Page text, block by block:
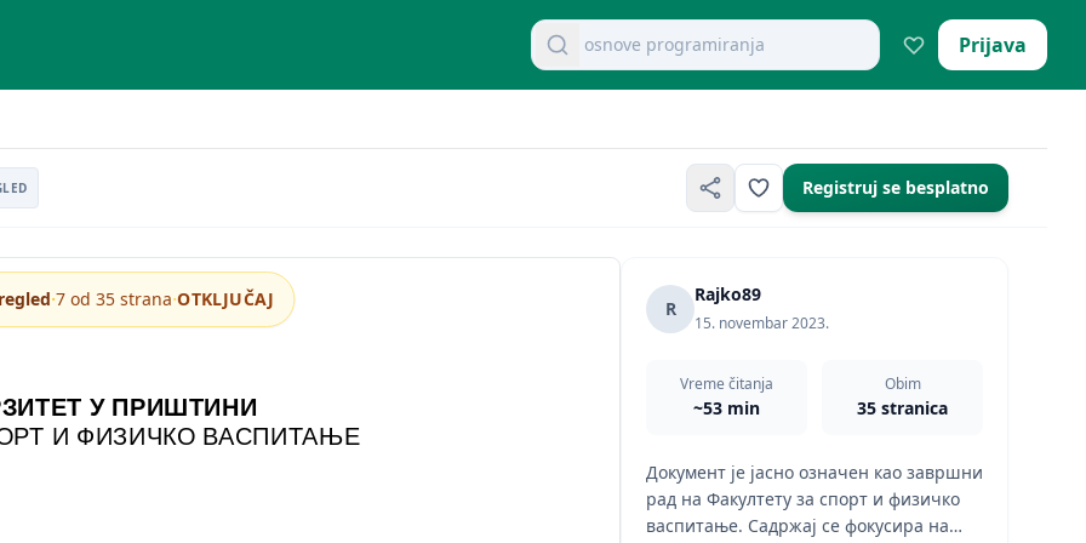
Pretraži dokumente Prijava
Registruj se besplatno
У ПРИШТИНИ
И ФИЗИЧКО ВАСПИТАЊЕ
·7 od 35 strana·OTKLJUČAJ R
Rajko89
15. novembar 2023.
Vreme čitanja
~53 min
Obim
35 stranica
Документ је јасно означен као завршни
рад на Факултету за спорт и физичко
васпитање. Садржај се фокусира на